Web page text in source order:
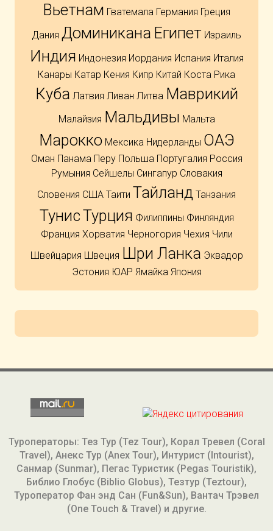
Вьетнам Гватемала Германия Греция
Дания Доминикана Египет Израиль
Индия Индонезия Иордания Испания Италия
Канары Катар Кения Кипр Китай Коста Рика
Куба Латвия Ливан Литва Маврикий
Малайзия Мальдивы Мальта
Марокко Мексика Нидерланды ОАЭ
Оман Панама Перу Польша Португалия Россия
Румыния Сейшелы Сингапур Словакия
Словения США Таити Тайланд Танзания
ТунисТурция Филиппины Финляндия
Франция Хорватия Черногория Чехия Чили
Швейцария Швеция Шри Ланка Эквадор
Эстония ЮАР Ямайка Япония
Туроператоры: Тез Тур (Tez Tour), Корал Тревел (Coral
Travel), Анекс Тур (Anex Tour), Интурист (Intourist),
Санмар (Sunmar), Пегас Туристик (Pegas Touristik),
Библио Глобус (Biblio Globus), Тезтур (Teztour),
Туроператор Фан энд Сан (Fun&Sun), Вантач Трэвел
(One Touch & Travel) и другие.